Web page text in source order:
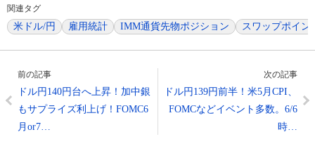
関連タグ
米ドル/円 雇用統計 IMM通貨先物ポジション スワップポイン
前の記事
ドル円140円台へ上昇！加中銀
もサプライズ利上げ！FOMC6
月or7…
次の記事
ドル円139円前半！米5月CPI、
FOMCなどイベント多数。6/6
時…